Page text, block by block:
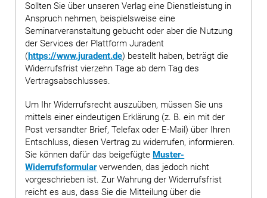
Sollten Sie über unseren Verlag eine Dienstleistung in
Anspruch nehmen, beispielsweise eine
Seminarveranstaltung gebucht oder aber die Nutzung
der Services der Plattform Juradent
(https://www.juradent.de) bestellt haben, beträgt die
Widerrufsfrist vierzehn Tage ab dem Tag des
Vertragsabschlusses.
Um Ihr Widerrufsrecht auszuüben, müssen Sie uns
mittels einer eindeutigen Erklärung (z. B. ein mit der
Post versandter Brief, Telefax oder E-Mail) über Ihren
Entschluss, diesen Vertrag zu widerrufen, informieren.
Sie können dafür das beigefügte Muster-
Widerrufsformularverwenden, das jedoch nicht
vorgeschrieben ist. Zur Wahrung der Widerrufsfrist
reicht es aus, dass Sie die Mitteilung über die